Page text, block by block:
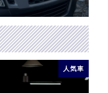
人気車